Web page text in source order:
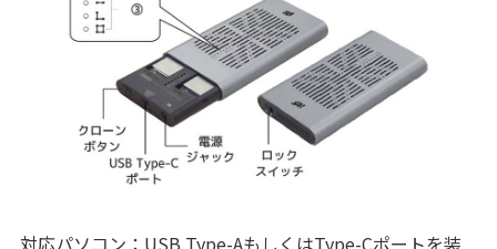
対応パソコン：USB Type-AもしくはType-Cポートを装